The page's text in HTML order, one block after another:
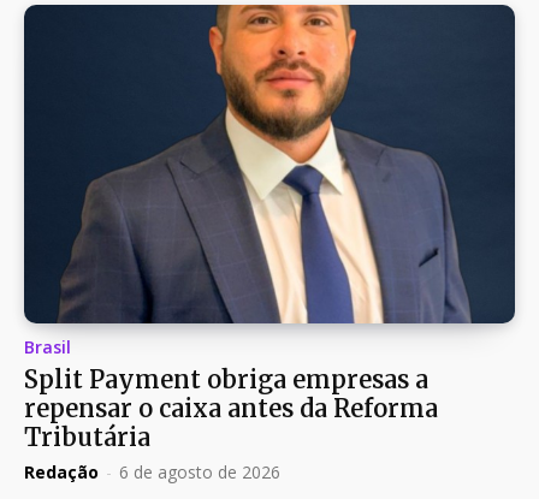
Brasil
Split Payment obriga empresas a
repensar o caixa antes da Reforma
Tributária
Redação - 6 de agosto de 2026